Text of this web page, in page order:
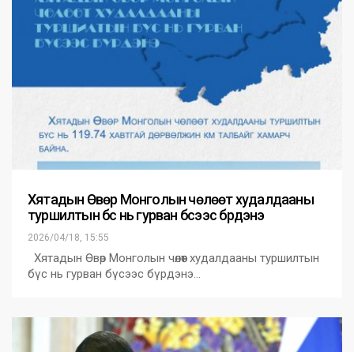
Хятадын Өвөр Монголын чөлөөт худалдааны
туршилтын бүс нь гурван бүсээс бүрдэнэ
2026/04/18, 15:55
Хятадын Өвөр Монголын чөлөөт худалдааны туршилтын
бүс нь гурван бүсээс бүрдэнэ…